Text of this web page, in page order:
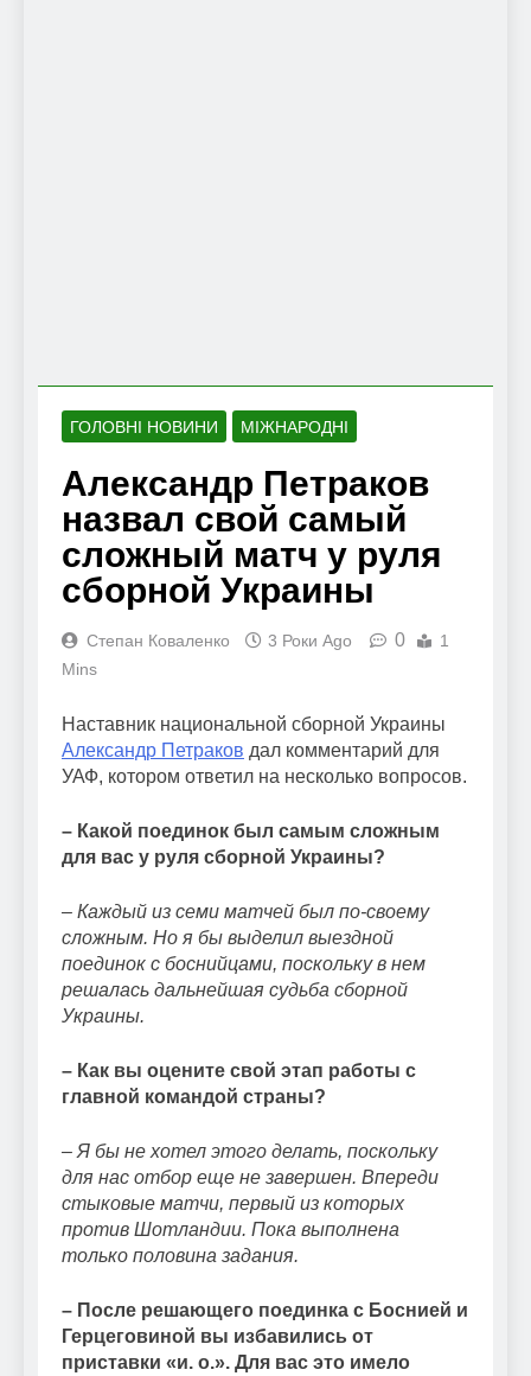
ГОЛОВНІ НОВИНИ МІЖНАРОДНІ
Александр Петраков
назвал свой самый
сложный матч у руля
сборной Украины
Степан Коваленко 3 Роки Ago 0
1
Mins
Наставник национальной сборной Украины
Александр Петраков дал комментарий для
УАФ, котором ответил на несколько вопросов.
– Какой поединок был самым сложным
для вас у руля сборной Украины?
– Каждый из семи матчей был по-своему
сложным. Но я бы выделил выездной
поединок с боснийцами, поскольку в нем
решалась дальнейшая судьба сборной
Украины.
– Как вы оцените свой этап работы с
главной командой страны?
– Я бы не хотел этого делать, поскольку
для нас отбор еще не завершен. Впереди
стыковые матчи, первый из которых
против Шотландии. Пока выполнена
только половина задания.
– После решающего поединка с Боснией и
Герцеговиной вы избавились от
приставки «и. о.». Для вас это имело